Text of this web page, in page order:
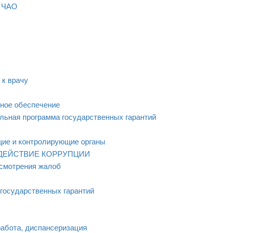
ЧАО
врачу
обеспечение
программа государственных гарантий
и контролирующие органы
КОРРУПЦИИ
жалоб
гарантий
диспансеризация